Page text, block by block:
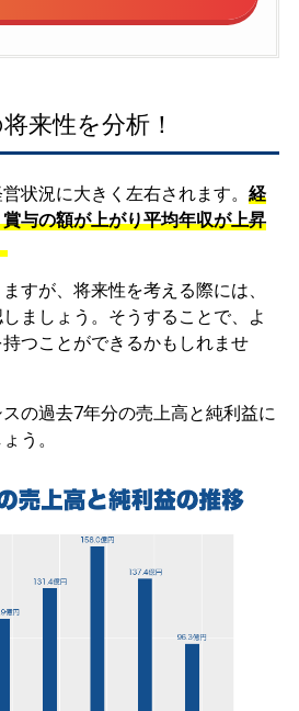
来性を分析！
状況に大きく左右されます。 経
与の額が上がり平均年収が上昇
すが、将来性を考える際には、
ましょう。そうすることで、よ
つことができるかもしれませ
の過去7年分の売上高と純利益に
う。